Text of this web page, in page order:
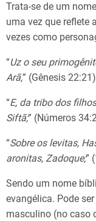
Trata-se de um
uma vez que reflete
vezes como
“Uzo seu
Arã,” (Gênesis 22:21)
“E, da tribo dos
Siftã;” (Números
“Sobre os levitas,
aronitas, Zadoque;”
Sendo um nome
evangélica. Pode
masculino (no caso